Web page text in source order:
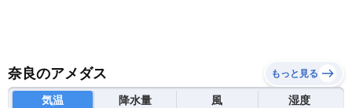
奈良のアメダス もっと見る
気温 降水量 風 湿度